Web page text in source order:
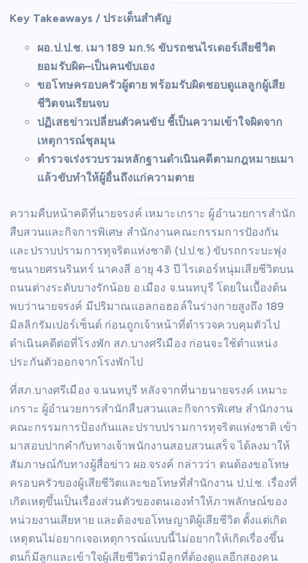
Key Takeaways / ประเด็นสำคัญ
ผอ.ป.ป.ช. เมา 189 มก.% ขับรถชนไรเดอร์เสียชีวิต
ยอมรับผิด–เป็นคนขับเอง
ขอโทษครอบครัวผู้ตาย พร้อมรับผิดชอบดูแลลูกผู้เสีย
ชีวิตจนเรียนจบ
ปฏิเสธข่าวเปลี่ยนตัวคนขับ ชี้เป็นความเข้าใจผิดจาก
เหตุการณ์ชุลมุน
ตำรวจเร่งรวบรวมหลักฐานดำเนินคดีตามกฎหมายเมา
แล้วขับทำให้ผู้อื่นถึงแก่ความตาย
ความคืบหน้าคดีที่นายจรงค์ เหมาะเกราะ ผู้อำนวยการสำนัก
สืบสวนและกิจการพิเศษ สำนักงานคณะกรรมการปัองกัน
และปราบปรามการทุจริตแห่งชาติ (ป.ป.ช.) ขับรถกระบะพุ่ง
ชนนายศรนรินทร์ นาคงสี อายุ 43 ปี ไรเดอร์หนุ่มเสียชีวิตบน
ถนนต่างระดับบางรักน้อย อ.เมือง จ.นนทบุรี โดยในเบืัองต้น
พบว่านายจรงค์ มีปริมาณแอลกอฮอล์ในร่างกายสูงถึง 189
มิลลิกรัมเปอร์เซ็นต์ ก่อนถูกเจ้าหน้าที่ตำรวจควบคุมตัวไป
ดำเนินคดีต่อที่โรงพัก สภ.บางศรีเมือง ก่อนจะใช้ตำแหน่ง
ประกันตัวออกจากโรงพักไป
ที่สภ.บางศรีเมือง จ.นนทบุรี หลังจากที่นายนายจรงค์ เหมาะ
เกราะ ผู้อำนวยการสำนักสืบสวนและกิจการพิเศษ สำนักงาน
คณะกรรมการป้องกันและปราบปรามการทุจริตแห่งชาติ เข้า
มาสอบปากคำกับทางเจ้าพนักงานสอบสวนเสร็จ ได้ลงมาให้
สัมภาษณ์กับทางผู้สื่อข่าว ผอ.จรงค์ กล่าวว่า ตนต้องขอโทษ
ครอบครัวของผู้เสียชีวิตและขอโทษที่สำนักงาน ป.ป.ช. เรื่องที่
เกิดเหตุขึ้นเป็นเรื่องส่วนตัวของตนเองทำให้ภาพลักษณ์ของ
หน่วยงานเสียหาย และต้องขอโทษญาติผู้เสียชีวิต ตั้งแต่เกิด
เหตุตนไม่อยากเจอเหตุการณ์แบบนี้ไม่อยากให้เกิดเรื่องขึ้น
ตนก็มีลูกและเข้าใจผู้เสียชีวิตว่ามีลูกที่ต้องดูแลอีกสองคน